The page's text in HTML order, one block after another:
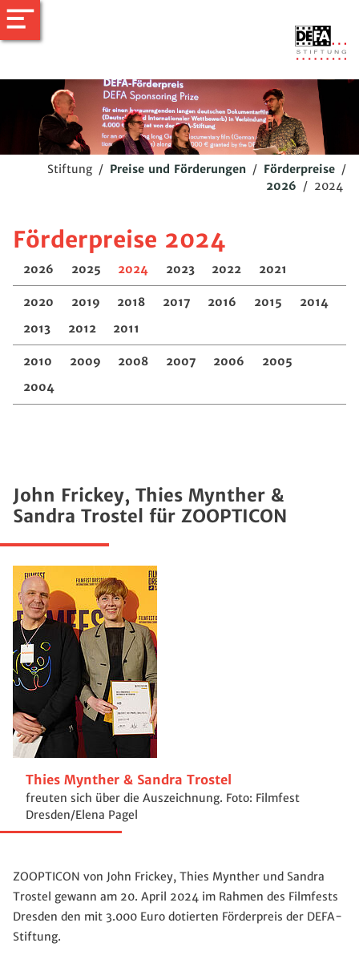
Stiftung / Preise und Förderungen / Förderpreise /
2026 / 2024
Förderpreise 2024
2026 2025 2024 2023 2022 2021
2020 2019 2018 2017 2016 2015
2014
2013
2012 2011
2010 2009 2008 2007 2006
2005
2004
John Frickey, Thies Mynther &
Sandra Trostel für ZOOPTICON
Thies Mynther & Sandra Trostel
freuten sich über die Auszeichnung. Foto: Filmfest
Dresden/Elena Pagel
ZOOPTICON von John Frickey, Thies Mynther und Sandra
Trostel gewann am 20. April 2024 im Rahmen des Filmfests
Dresden den mit 3.000 Euro dotierten Förderpreis der DEFA-
Stiftung.